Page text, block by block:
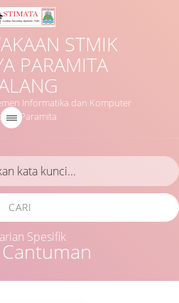
STMIK
PARAMITA
Informatika dan Komputer
Paramita
CARI
Spesifik